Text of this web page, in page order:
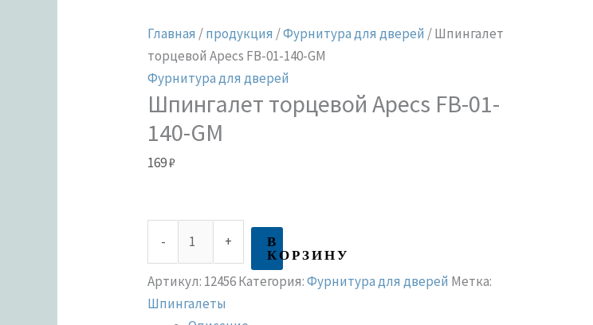
Главная /продукция /Фурнитура для дверей / Шпингалет
торцевой Apecs FB-01-140-GM
Фурнитура для дверей
Шпингалет торцевой Apecs FB-01-
140-GM
169₽
- + В
КОРЗИНУ
Артикул: 12456Категория:Фурнитура для дверей Метка:
Шпингалеты